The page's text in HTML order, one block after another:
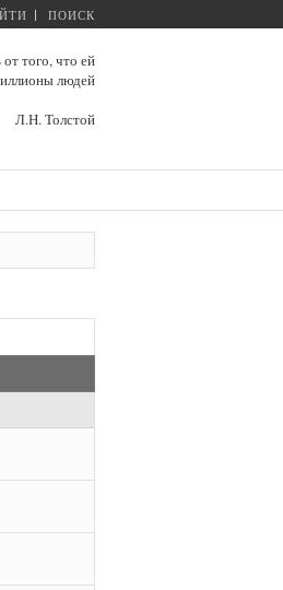
ПОИСК
того, что ей
людей
Л.Н. Толстой